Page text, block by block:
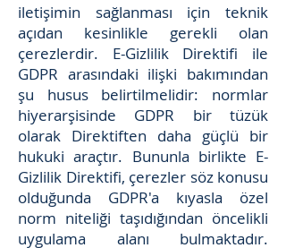
iletişimin sağlanması için teknik
açıdan kesinlikle gerekli olan
çerezlerdir. E-Gizlilik Direktifi ile
GDPR arasındaki ilişki bakımından
şu husus belirtilmelidir: normlar
hiyerarşisinde GDPR bir tüzük
olarak Direktiften daha güçlü bir
hukuki araçtır. Bununla birlikte E-
Gizlilik Direktifi, çerezler söz konusu
olduğunda GDPR'a kıyasla özel
norm niteliği taşıdığından öncelikli
uygulama alanı bulmaktadır.